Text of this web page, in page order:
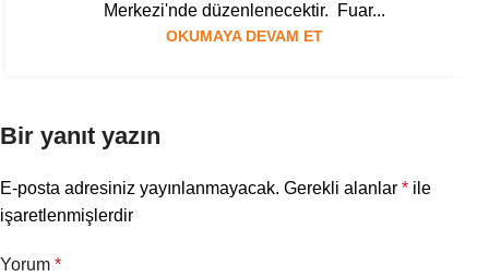
Merkezi'nde düzenlenecektir. Fuar...
OKUMAYA DEVAM ET
Bir yanıt yazın
E-posta adresiniz yayınlanmayacak. Gerekli alanlar * ile
işaretlenmişlerdir
Yorum *